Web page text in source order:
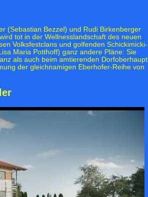
(Sebastian Bezzel) und Rudi Birkenberger
tot in der Wellnesslandschaft des neuen
Volksfestclans und golfenden Schickimicki-
Maria Potthoff) ganz andere Pläne: Sie
als auch beim amtierenden Dorfoberhaupt
der gleichnamigen Eberhofer-Reihe von